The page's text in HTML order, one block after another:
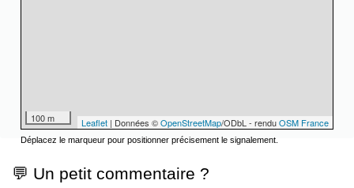
100 m Leaflet | Données ©OpenStreetMap/ODbL - renduOSM France
Déplacez le marqueur pour positionner précisement le signalement.
💬 Un petit commentaire ?